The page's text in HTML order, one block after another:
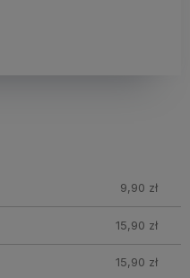
9,90 zł
15,90 zł
15,90 zł